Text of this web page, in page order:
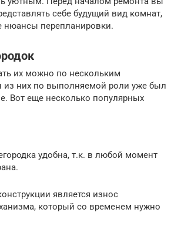
себе будущий вид комнат,
нюансы перепланировки.
их можно по нескольким
из них по выполняемой роли уже был
Вот еще несколько популярных
удобна, т.к. в любой момент
является износ
который со временем нужно